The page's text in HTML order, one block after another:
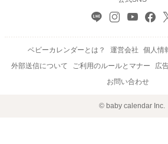
ベビーカレンダーとは？ 運営会社
個人情
外部送信について
ご利用のルールとマナー 広
お問い合わせ
© baby calendar Inc.